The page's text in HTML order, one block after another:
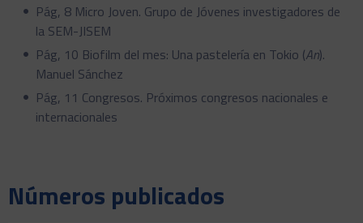
Pág, 8 Micro Joven. Grupo de Jóvenes investigadores de
la SEM-JISEM
Pág, 10 Biofilm del mes: Una pastelería en Tokio (An).
Manuel Sánchez
Pág, 11 Congresos. Próximos congresos nacionales e
internacionales
Números publicados